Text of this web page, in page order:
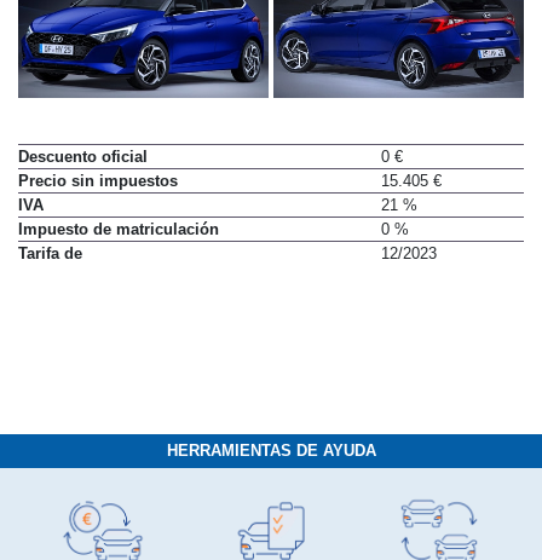
Descuento oficial
0 €
Precio sin impuestos
15.405 €
IVA
21 %
Impuesto de matriculación
0 %
Tarifa de
12/2023
HERRAMIENTAS DE AYUDA